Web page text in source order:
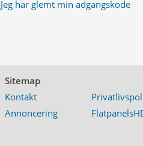
Jeg har glemt min adgangskode
Sitemap
Kontakt
Annoncering